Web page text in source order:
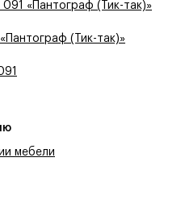
«Пантограф (Тик-так)»
(Тик-так)»
мебели